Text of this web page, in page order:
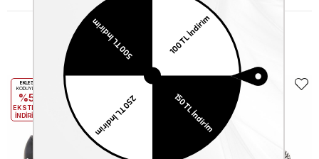
Benzer Ürünler
EKLE5
KODUYLA
%5
EKSTRA
İNDİRİM
%5
EKSTRA
İNDİRİM